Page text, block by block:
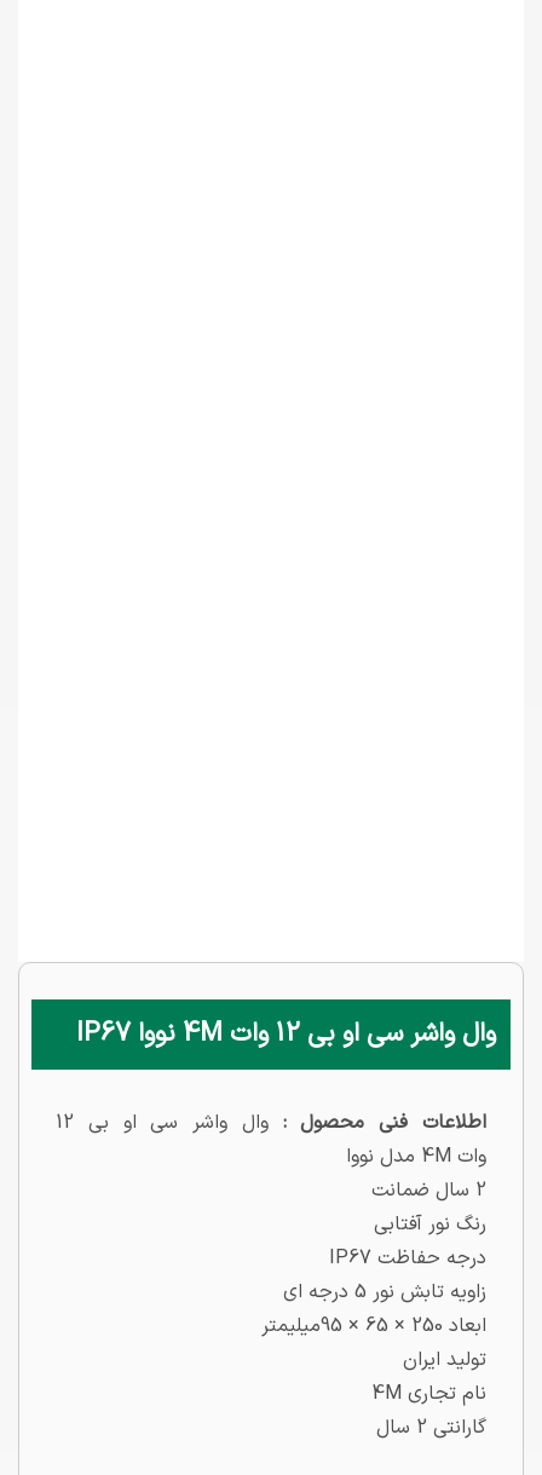
وال واشر سی او بی 12 وات 4M نووا IP67
اطلاعات فنی محصول :
وال واشر سی او بی 12
وات 4M مدل نووا
2 سال ضمانت
رنگ نور آفتابی
درجه حفاظت IP67
زاویه تابش نور 5 درجه ای
ابعاد 250 × 65 × 95میلیمتر
تولید ایران
نام تجاری 4M
گارانتی 2 سال